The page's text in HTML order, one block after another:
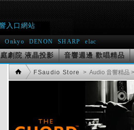
入口網站
Onkyo DENON SHARP elac
劇院 液晶投影 音響週邊 歡唱精品
FSaudio Store > Audio 音響精品